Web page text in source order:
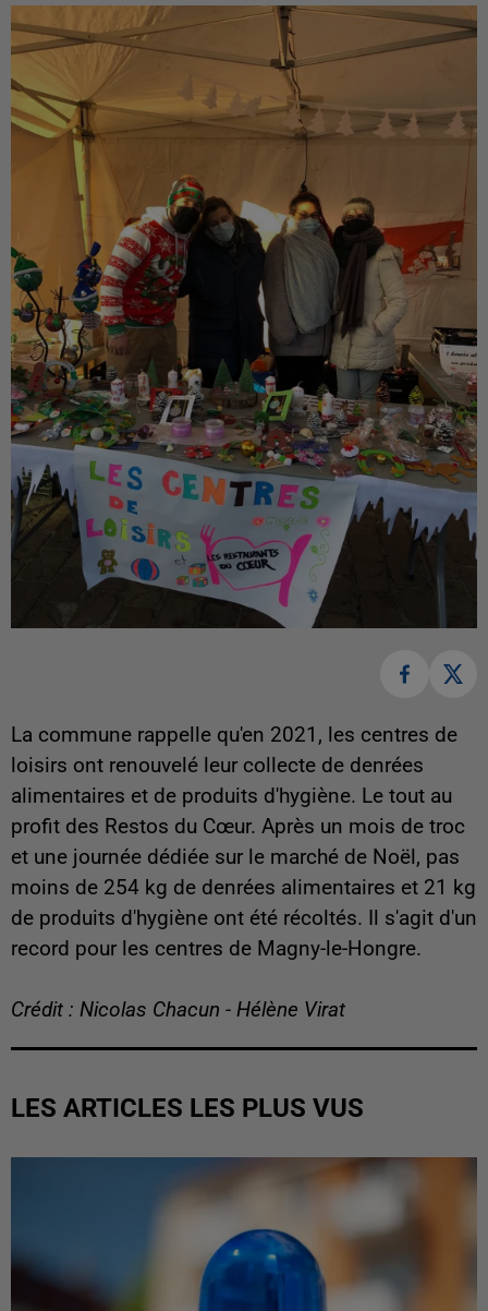
La commune rappelle qu'en 2021, les centres de
loisirs ont renouvelé leur collecte de denrées
alimentaires et de produits d'hygiène. Le tout au
profit des Restos du Cœur. Après un mois de troc
et une journée dédiée sur le marché de Noël, pas
moins de 254 kg de denrées alimentaires et 21 kg
de produits d'hygiène ont été récoltés. Il s'agit d'un
record pour les centres de Magny-le-Hongre.
Crédit : Nicolas Chacun - Hélène Virat
LES ARTICLES LES PLUS VUS